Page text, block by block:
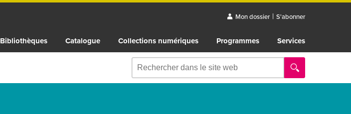
Mon dossier | S'abonner
Bibliothèques Catalogue Collections numériques Programmes Services